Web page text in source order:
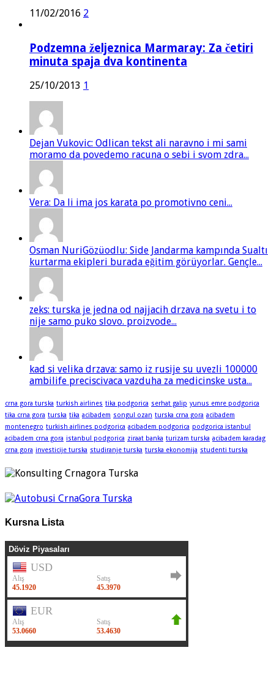
11/02/2016 2
Podzemna željeznica Marmaray: Za četiri
minuta spaja dva kontinenta
25/10/2013 1
Dejan Vukovic: Odlican tekst ali naravno i mi sami
moramo da povedemo racuna o sebi i svom zdra...
Vera: Da li ima jos karata po promotivno ceni...
Osman NuriGözüodlu: Side Jandarma kampında Sualtı
kurtarma ekipleri burada eğitim görüyorlar. Gençle...
zeks: turska je jedna od najjacih drzava na svetu i to
nije samo puko slovo. proizvode...
kad si velika drzava: samo iz rusije su uvezli 100000
ambilife preciscivaca vazduha za medicinske usta...
crna gora turska turkish airlines tika podgorica serhat galip yunus emre podgorica
tika crna gora turska tika acibadem songul ozan turska crna gora acibadem
montenegro turkish airlines podgorica acibadem podgorica podgorica istanbul
acibadem crna gora istanbul podgorica ziraat banka turizam turska acibadem karadag
crna gora investicije turska studiranje turska turska ekonomija studenti turska
Kursna Lista